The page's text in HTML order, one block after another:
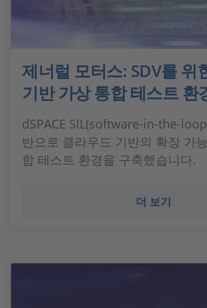
제너럴 모터스: SDV를 위
기반 가상 통합 테스트 환
dSPACE SIL(software-in-the-
반으로 클라우드 기반의 확장 가
합 테스트 환경을 구축했습니다.
더 보기